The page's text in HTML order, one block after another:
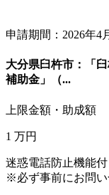
申請期間：2026年4
大分県臼杵市：「
補助金」（...
上限金額・助成額
1 万円
迷惑電話防止機能
※必ず事前にお問い